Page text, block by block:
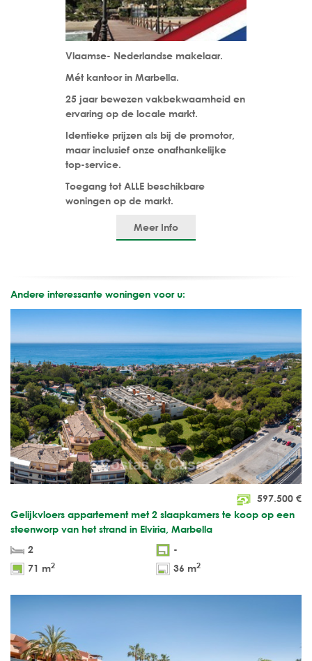
Vlaamse- Nederlandse makelaar.
Mét kantoor in Marbella.
25 jaar bewezen vakbekwaamheid en
ervaring op de locale markt.
Identieke prijzen als bij de promotor,
maar inclusief onze onafhankelijke
top-service.
Toegang tot ALLE beschikbare
woningen op de markt.
Meer Info
Andere interessante woningen voor u:
597.500 €
Gelijkvloers appartement met 2 slaapkamers te koop op een
steenworp van het strand in Elviria, Marbella
2
-
71 m2 36 m2